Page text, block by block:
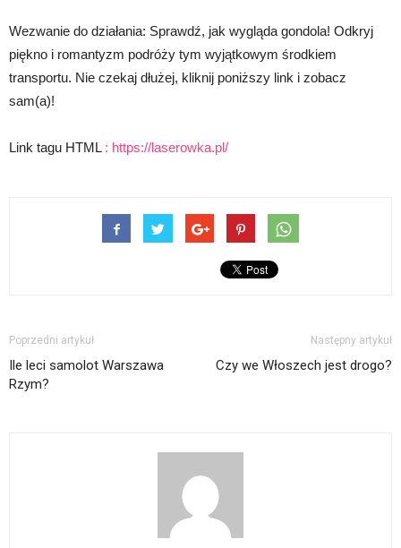
Wezwanie do działania: Sprawdź, jak wygląda gondola! Odkryj
piękno i romantyzm podróży tym wyjątkowym środkiem
transportu. Nie czekaj dłużej, kliknij poniższy link i zobacz
sam(a)!
Link tagu HTML : https://laserowka.pl/
Poprzedni artykuł
Ile leci samolot Warszawa
Rzym?
Następny artykuł
Czy we Włoszech jest drogo?